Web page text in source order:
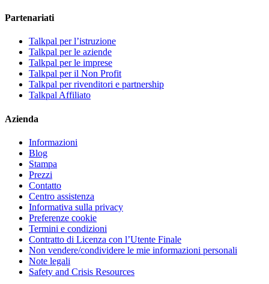
Partenariati
Talkpal per l’istruzione
Talkpal per le aziende
Talkpal per le imprese
Talkpal per il Non Profit
Talkpal per rivenditori e partnership
Talkpal Affiliato
Azienda
Informazioni
Blog
Stampa
Prezzi
Contatto
Centro assistenza
Informativa sulla privacy
Preferenze cookie
Termini e condizioni
Contratto di Licenza con l’Utente Finale
Non vendere/condividere le mie informazioni personali
Note legali
Safety and Crisis Resources